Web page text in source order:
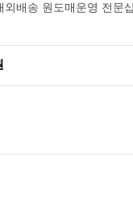
배송 원도매운영 전문